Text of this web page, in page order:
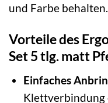
und Farbe behalten.
Vorteile des
Set 5 tlg. matt
Einfaches
Klettverbindung